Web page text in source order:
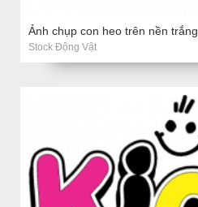
Ảnh chụp con heo trên nền trắng
Stock Động Vật